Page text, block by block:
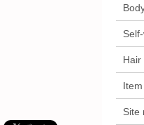
Hair
Item
Site